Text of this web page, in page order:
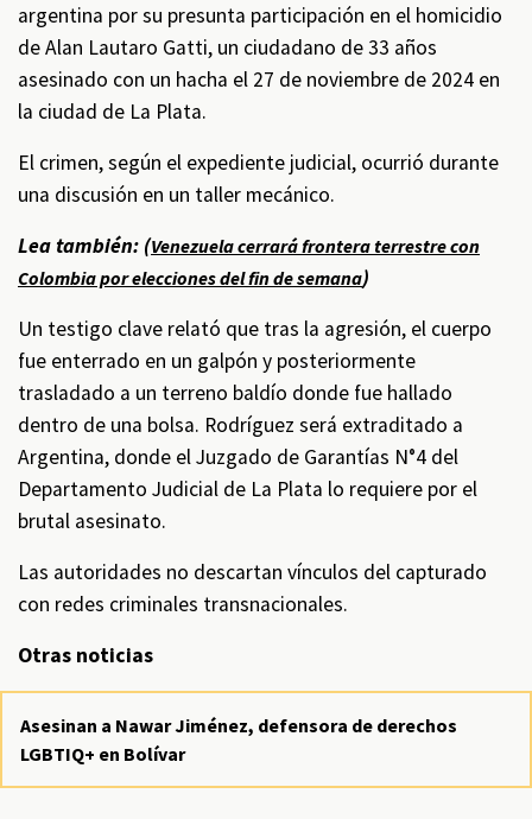
argentina por su presunta participación en el homicidio
de Alan Lautaro Gatti, un ciudadano de 33 años
asesinado con un hacha el 27 de noviembre de 2024 en
la ciudad de La Plata.
El crimen, según el expediente judicial, ocurrió durante
una discusión en un taller mecánico.
Lea también: (Venezuela cerrará frontera terrestre con
Colombia por elecciones del fin de semana)
Un testigo clave relató que tras la agresión, el cuerpo
fue enterrado en un galpón y posteriormente
trasladado a un terreno baldío donde fue hallado
dentro de una bolsa. Rodríguez será extraditado a
Argentina, donde el Juzgado de Garantías N°4 del
Departamento Judicial de La Plata lo requiere por el
brutal asesinato.
Las autoridades no descartan vínculos del capturado
con redes criminales transnacionales.
Otras noticias
Asesinan a Nawar Jiménez, defensora de derechos
LGBTIQ+ en Bolívar